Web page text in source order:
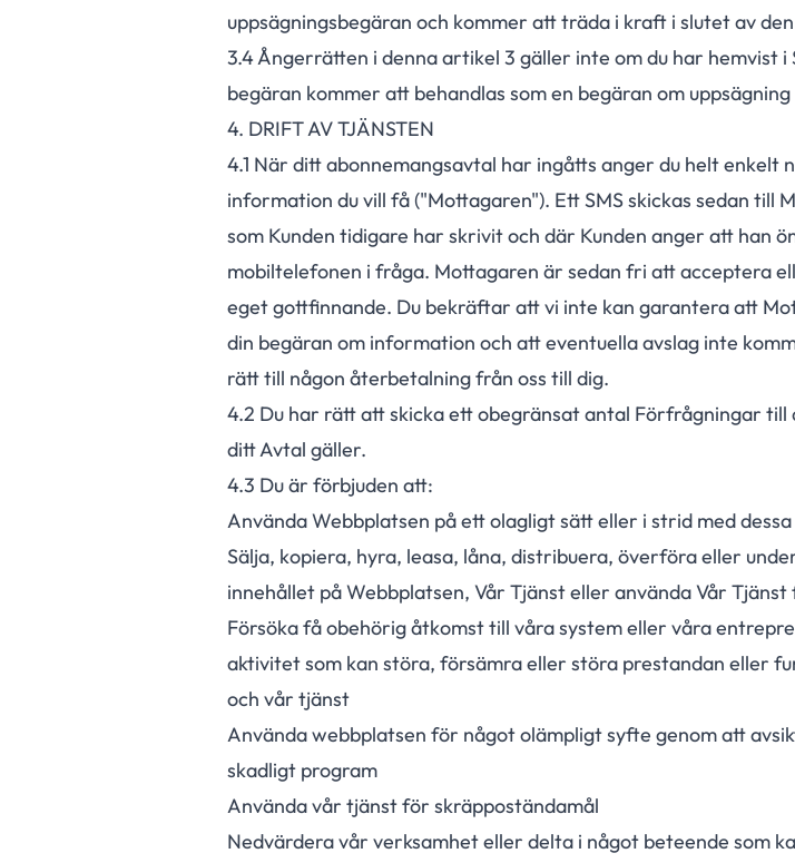
uppsägningsbegäran och kommer att träda i kraft i slutet av
3.4Ångerrätten i denna artikel 3 gäller inte om du har hemvist i
begäran kommer att behandlas som en begäran om
4. DRIFT AV TJÄNSTEN
4.1 När ditt abonnemangsavtal har ingåtts anger du helt enkelt
information du vill få ("Mottagaren"). Ett SMS skickas sedan till
som Kunden tidigare har skrivit och där Kunden anger att han
mobiltelefonen i fråga. Mottagaren är sedan fri att acceptera
eget gottfinnande. Du bekräftar att vi inte kan garantera att
din begäran om information och att eventuella avslag inte
rätt till någon återbetalning från oss till dig.
4.2 Du har rätt att skicka ett obegränsat antal Förfrågningar till
ditt Avtal gäller.
4.3 Du är förbjuden att:
Använda Webbplatsen på ett olagligt sätt eller i strid med
Sälja, kopiera, hyra, leasa, låna, distribuera, överföra eller
innehållet på Webbplatsen, Vår Tjänst eller använda Vår
Försöka få obehörig åtkomst till våra system eller våra
aktivitet som kan störa, försämra eller störa prestandan eller
och vår tjänst
Använda webbplatsen för något olämpligt syfte genom att
skadligt program
Använda vår tjänst för skräppoständamål
Nedvärdera vår verksamhet eller delta i något beteende som